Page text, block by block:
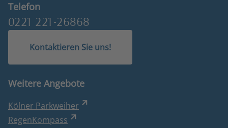
Telefon
0221 221-26868
Kontaktieren Sie uns!
Weitere Angebote
Kölner Parkweiher
RegenKompass